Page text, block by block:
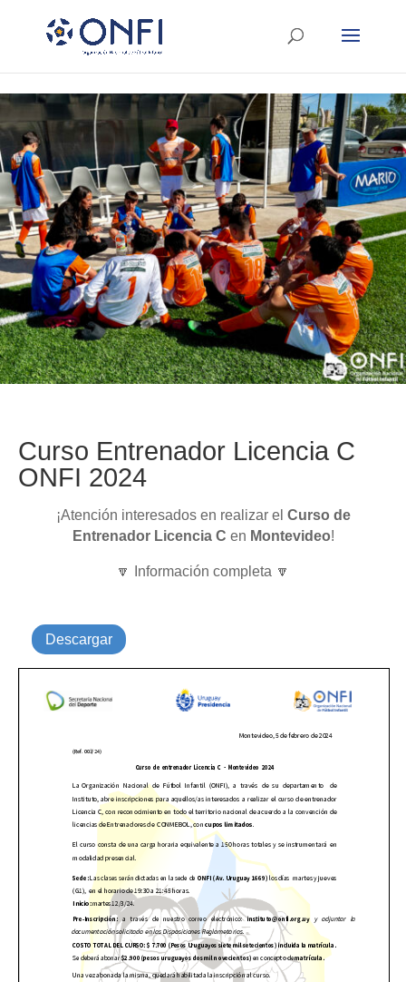
Curso Entrenador Licencia C
ONFI 2024
¡Atención interesados en realizar el Curso de
Entrenador Licencia C en Montevideo!
🔽 Información completa 🔽
Descargar